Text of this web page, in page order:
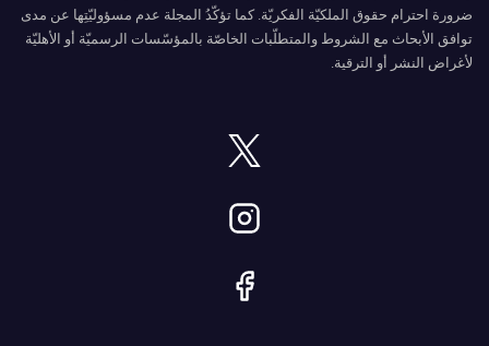
ضرورة احترام حقوق الملكيّة الفكريّة. كما تؤكّدُ المجلة عدم مسؤوليّتِها عن مدى
توافق الأبحاث مع الشروط والمتطلّبات الخاصّة بالمؤسّسات الرسميّة أو الأهليّة
لأغراض النشر أو الترقية.